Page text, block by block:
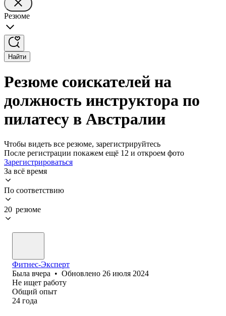
Резюме
Найти
Резюме соискателей на
должность инструктора по
пилатесу в Австралии
Чтобы видеть все резюме, зарегистрируйтесь
После регистрации покажем ещё 12 и откроем фото
Зарегистрироваться
За всё время
По соответствию
20 резюме
Фитнес-Эксперт
Была вчера • Обновлено 26 июля 2024
Не ищет работу
Общий опыт
24 года